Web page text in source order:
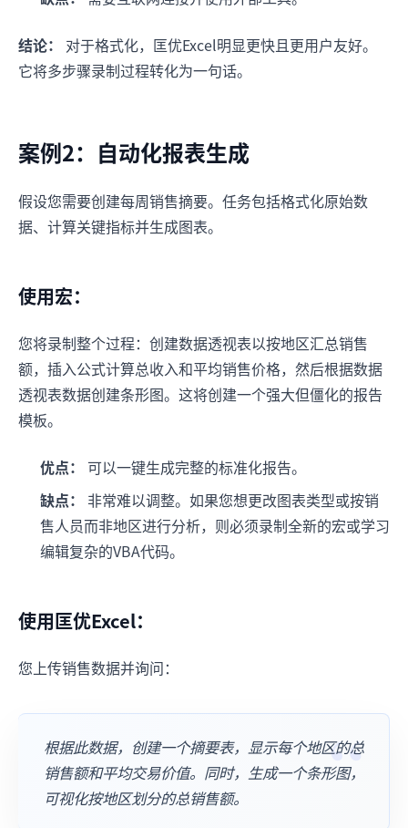
结论：
对于格式化，匡优Excel明显更快且更用户友好。
它将多步骤录制过程转化为一句话。
案例2：自动化报表生成
假设您需要创建每周销售摘要。任务包括格式化原始数
据、计算关键指标并生成图表。
使用宏：
您将录制整个过程：创建数据透视表以按地区汇总销售
额，插入公式计算总收入和平均销售价格，然后根据数据
透视表数据创建条形图。这将创建一个强大但僵化的报告
模板。
优点：
可以一键生成完整的标准化报告。
缺点：
非常难以调整。如果您想更改图表类型或按销
售人员而非地区进行分析，则必须录制全新的宏或学习
编辑复杂的VBA代码。
使用匡优Excel：
您上传销售数据并询问：
根据此数据，创建一个摘要表，显示每个地区的总
销售额和平均交易价值。同时，生成一个条形图，
可视化按地区划分的总销售额。